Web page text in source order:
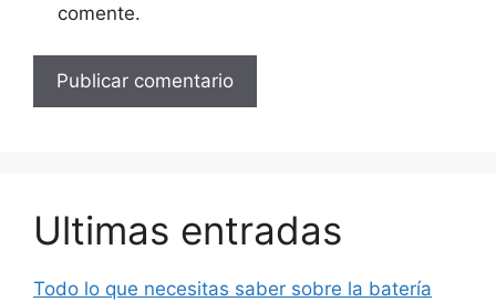
comente.
Ultimas entradas
Todo lo que necesitas saber sobre la batería